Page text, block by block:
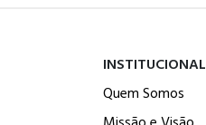
INSTITUCIONAL
Quem Somos